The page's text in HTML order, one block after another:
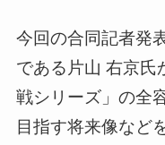
今回の合同記者発
である片山 右京氏
戦シリーズ」の全
目指す将来像など